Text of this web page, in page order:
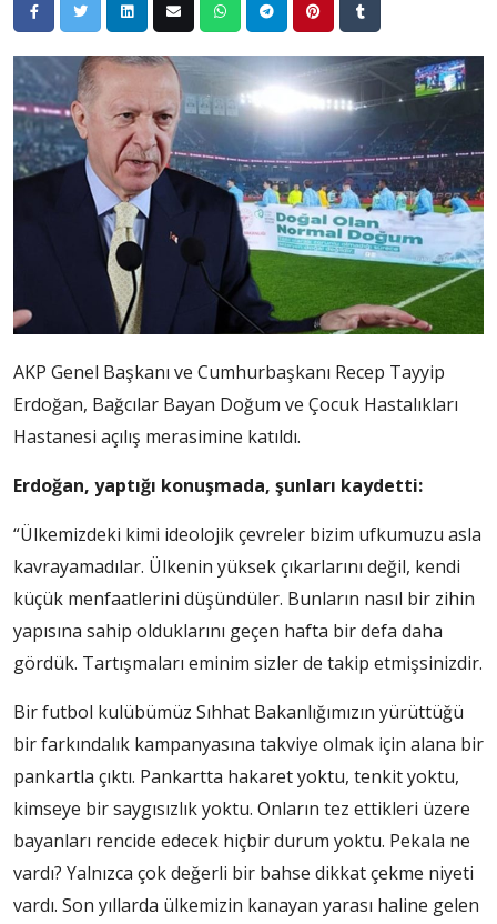
AKP Genel Başkanı ve Cumhurbaşkanı Recep Tayyip
Erdoğan, Bağcılar Bayan Doğum ve Çocuk Hastalıkları
Hastanesi açılış merasimine katıldı.
Erdoğan, yaptığı konuşmada, şunları kaydetti:
“Ülkemizdeki kimi ideolojik çevreler bizim ufkumuzu asla
kavrayamadılar. Ülkenin yüksek çıkarlarını değil, kendi
küçük menfaatlerini düşündüler. Bunların nasıl bir zihin
yapısına sahip olduklarını geçen hafta bir defa daha
gördük. Tartışmaları eminim sizler de takip etmişsinizdir.
Bir futbol kulübümüz Sıhhat Bakanlığımızın yürüttüğü
bir farkındalık kampanyasına takviye olmak için alana bir
pankartla çıktı. Pankartta hakaret yoktu, tenkit yoktu,
kimseye bir saygısızlık yoktu. Onların tez ettikleri üzere
bayanları rencide edecek hiçbir durum yoktu. Pekala ne
vardı? Yalnızca çok değerli bir bahse dikkat çekme niyeti
vardı. Son yıllarda ülkemizin kanayan yarası haline gelen